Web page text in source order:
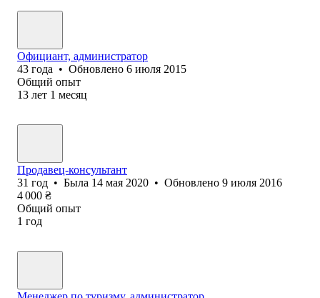
Официант, администратор
43 года • Обновлено 6 июля 2015
Общий опыт
13 лет 1 месяц
Продавец-консультант
31 год • Была 14 мая 2020 • Обновлено 9 июля 2016
4 000 ₴
Общий опыт
1 год